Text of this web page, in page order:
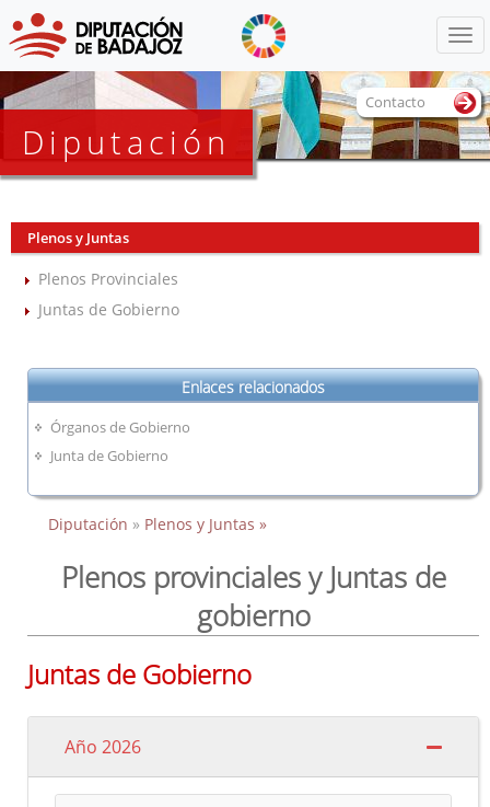
Diputación
Plenos y Juntas
Plenos Provinciales
Juntas de Gobierno
Enlaces relacionados
Órganos de Gobierno
Junta de Gobierno
Diputación » Plenos y Juntas »
Plenos provinciales y Juntas de
gobierno
Juntas de Gobierno
Año 2026
Contacto